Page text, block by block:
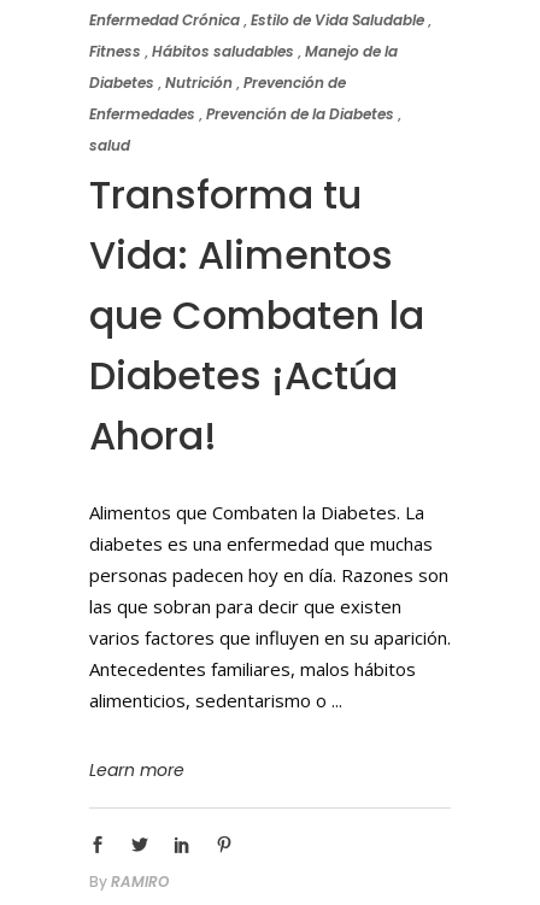
Enfermedad Crónica,Estilo de Vida Saludable,
Fitness ,Hábitos saludables ,Manejo de la
Diabetes ,Nutrición,Prevención de
Enfermedades ,Prevención de la Diabetes ,
salud
Transforma tu
Vida: Alimentos
que Combaten la
Diabetes ¡Actúa
Ahora!
Alimentos que Combaten la Diabetes. La
diabetes es una enfermedad que muchas
personas padecen hoy en día. Razones son
las que sobran para decir que existen
varios factores que influyen en su aparición.
Antecedentes familiares, malos hábitos
alimenticios, sedentarismo o
Learn more
ByRAMIRO